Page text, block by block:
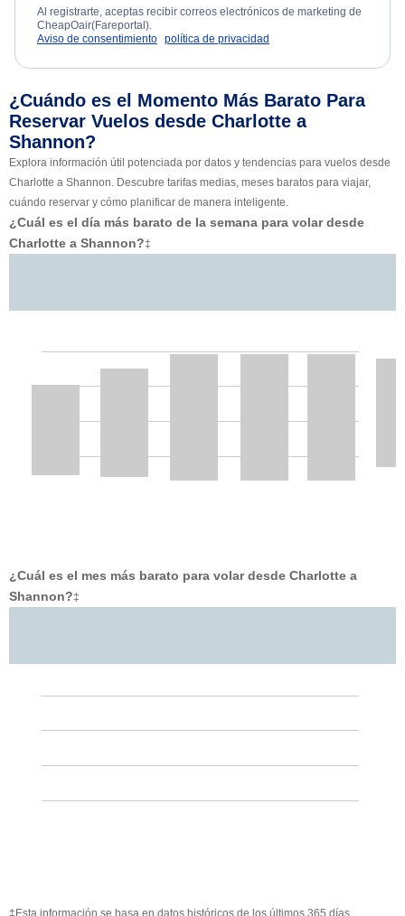
Al registrarte, aceptas recibir correos electrónicos de marketing de
CheapOair(Fareportal).
Aviso de consentimiento política de privacidad
¿Cuándo es el Momento Más Barato Para
Reservar Vuelos desde Charlotte a
Shannon?
Explora información útil potenciada por datos y tendencias para vuelos desde
Charlotte a Shannon. Descubre tarifas medias, meses baratos para viajar,
cuándo reservar y cómo planificar de manera inteligente.
¿Cuál es el día más barato de la semana para volar desde
Charlotte a Shannon?‡
¿Cuál es el mes más barato para volar desde Charlotte a
Shannon?‡